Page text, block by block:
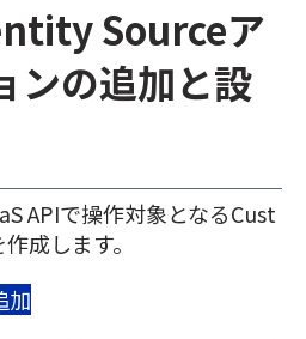
Sourceア
ンの追加と設
APIで操作対象となるCust
成します。
加